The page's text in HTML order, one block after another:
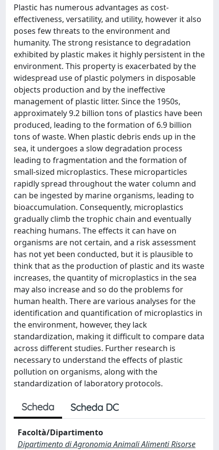
Plastic has numerous advantages as cost-
effectiveness, versatility, and utility, however it also
poses few threats to the environment and
humanity. The strong resistance to degradation
exhibited by plastic makes it highly persistent in the
environment. This property is exacerbated by the
widespread use of plastic polymers in disposable
objects production and by the ineffective
management of plastic litter. Since the 1950s,
approximately 9.2 billion tons of plastics have been
produced, leading to the formation of 6.9 billion
tons of waste. When plastic debris ends up in the
sea, it undergoes a slow degradation process
leading to fragmentation and the formation of
small-sized microplastics. These microparticles
rapidly spread throughout the water column and
can be ingested by marine organisms, leading to
bioaccumulation. Consequently, microplastics
gradually climb the trophic chain and eventually
reaching humans. The effects it can have on
organisms are not certain, and a risk assessment
has not yet been conducted, but it is plausible to
think that as the production of plastic and its waste
increases, the quantity of microplastics in the sea
may also increase and so do the problems for
human health. There are various analyses for the
identification and quantification of microplastics in
the environment, however, they lack
standardization, making it difficult to compare data
across different studies. Further research is
necessary to understand the effects of plastic
pollution on organisms, along with the
standardization of laboratory protocols.
Scheda Scheda DC
Facoltà/Dipartimento
Dipartimento di Agronomia Animali Alimenti Risorse